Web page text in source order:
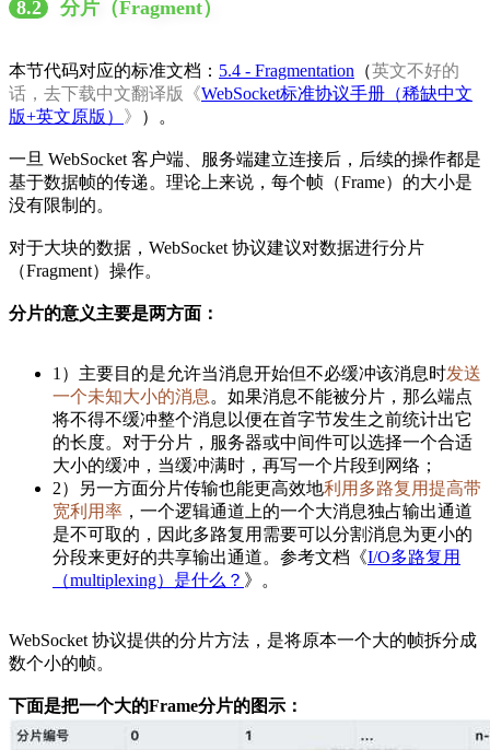
8.2 分片（Fragment）
本节代码对应的标准文档： 5.4 - Fragmentation （英文不好的
话，去下载中文翻译版《WebSocket标准协议手册（稀缺中文
版+英文原版） 》 ）。
一旦 WebSocket 客户端、服务端建立连接后，后续的操作都是
基于数据帧的传递。理论上来说，每个帧（Frame）的大小是
没有限制的。
对于大块的数据，WebSocket 协议建议对数据进行分片
（Fragment）操作。
分片的意义主要是两方面：
1）主要目的是允许当消息开始但不必缓冲该消息时发送
一个未知大小的消息 。如果消息不能被分片，那么端点
将不得不缓冲整个消息以便在首字节发生之前统计出它
的长度。对于分片，服务器或中间件可以选择一个合适
大小的缓冲，当缓冲满时，再写一个片段到网络；
2）另一方面分片传输也能更高效地利用多路复用提高带
宽利用率 ，一个逻辑通道上的一个大消息独占输出通道
是不可取的，因此多路复用需要可以分割消息为更小的
分段来更好的共享输出通道。参考文档《I/O多路复用
（multiplexing）是什么？ 》。
WebSocket 协议提供的分片方法，是将原本一个大的帧拆分成
数个小的帧。
下面是把一个大的Frame分片的图示：